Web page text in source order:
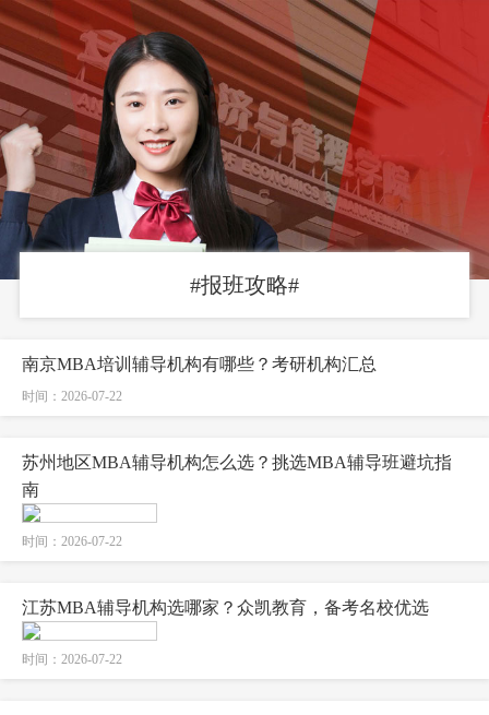
#报班攻略#
南京MBA培训辅导机构有哪些？考研机构汇总
时间：2026-07-22
苏州地区MBA辅导机构怎么选？挑选MBA辅导班避坑指
南
时间：2026-07-22
江苏MBA辅导机构选哪家？众凯教育，备考名校优选
时间：2026-07-22